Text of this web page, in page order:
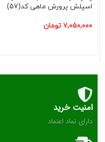
اسپلش پرورش ماهی کد(57)
۷,۰۵۰,۰۰۰ تومان
امنیت خرید
دارای نماد اعتماد